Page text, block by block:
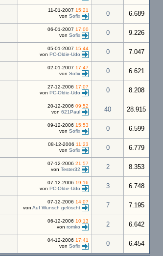
11-01-2007 15:21
von Sofix 0 6.689
06-01-2007 17:00
von Sofix 0 9.226
05-01-2007 15:44
von PC-Oldie-Udo 0 7.047
02-01-2007 17:47
von Sofix 0 6.621
27-12-2006 17:07
von PC-Oldie-Udo 0 8.208
20-12-2006 09:52
von 621Paul 40 28.915
09-12-2006 15:53
von Sofix 0 6.599
08-12-2006 11:23
von Sofix 0 6.779
07-12-2006 21:57
von Tester32 2 8.353
07-12-2006 19:16
von PC-Oldie-Udo 3 6.748
07-12-2006 14:07
von Auf Wunsch gelöscht 7 7.195
06-12-2006 10:13
von romko 2 6.642
04-12-2006 17:41
von Sofix 0 6.454